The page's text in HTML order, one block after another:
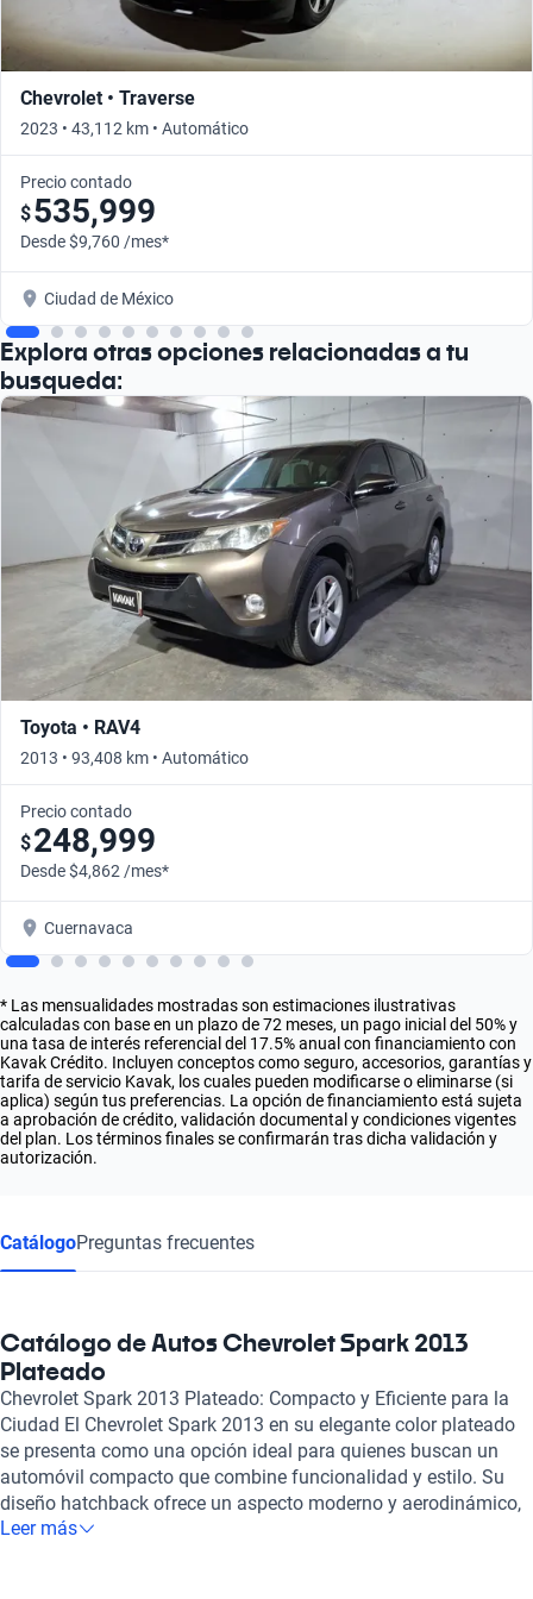
Chevrolet • Traverse
2023 • 43,112 km • Automático
Precio contado
$535,999
Desde $9,760 /mes*
Ciudad de México
Explora otras opciones relacionadas a tu
busqueda:
Toyota • RAV4
2013 • 93,408 km • Automático
Precio contado
$248,999
Desde $4,862 /mes*
Cuernavaca
* Las mensualidades mostradas son estimaciones ilustrativas
calculadas con base en un plazo de 72 meses, un pago inicial del 50% y
una tasa de interés referencial del 17.5% anual con financiamiento con
Kavak Crédito. Incluyen conceptos como seguro, accesorios, garantías y
tarifa de servicio Kavak, los cuales pueden modificarse o eliminarse (si
aplica) según tus preferencias. La opción de financiamiento está sujeta
a aprobación de crédito, validación documental y condiciones vigentes
del plan. Los términos finales se confirmarán tras dicha validación y
autorización.
CatálogoPreguntas frecuentes
Catálogo de Autos Chevrolet Spark 2013
Plateado
Chevrolet Spark 2013 Plateado: Compacto y Eficiente para la
Ciudad El Chevrolet Spark 2013 en su elegante color plateado
se presenta como una opción ideal para quienes buscan un
automóvil compacto que combine funcionalidad y estilo. Su
diseño hatchback ofrece un aspecto moderno y aerodinámico,
perfecto para desplazamientos urbanos y para aquellos que
Leer más